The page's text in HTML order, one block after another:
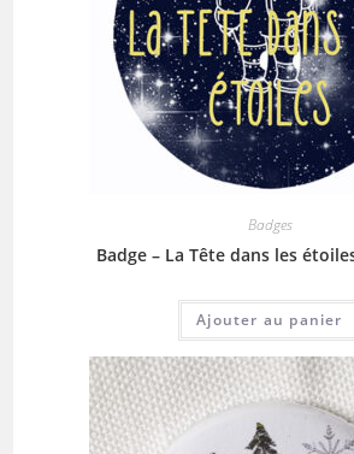
Badges
Badge – La Tête dans les
Ajouter au panier